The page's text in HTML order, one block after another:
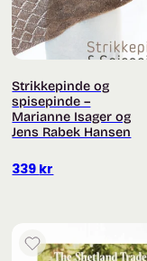
Strikkepinde og
spisepinde –
Marianne Isager og
Jens Rabek Hansen
339 kr